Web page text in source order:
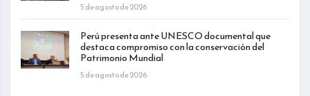
5 de agosto de 2026
Perú presenta ante UNESCO documental que
destaca compromiso con la conservación del
Patrimonio Mundial
5 de agosto de 2026